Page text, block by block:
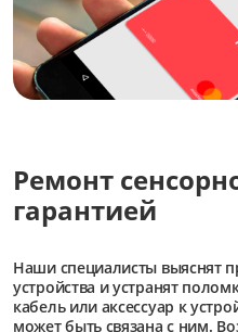
Ремонт
гарантией
Наши специалисты выяснят
устройства и устранят
кабель или аксессуар к
может быть связана с ним.